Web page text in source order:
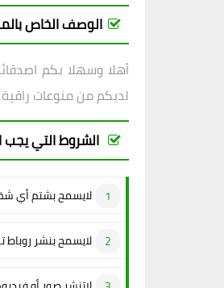
الوصف الخاص
أهلا وسهلا بكم
لديكم من منوعات راقية
الشروط التي يجب
لايسمح بشتم أي
لايسمح بنشر روباط